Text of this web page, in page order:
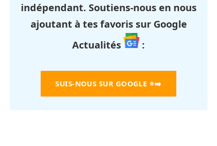
indépendant. Soutiens-nous en nous
ajoutant à tes favoris sur Google
Actualités
:
SUIS-NOUS SUR GOOGLE ⭐➡️